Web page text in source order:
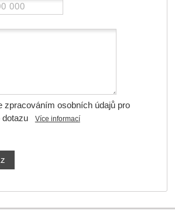
zpracováním osobních údajů pro
Více informací